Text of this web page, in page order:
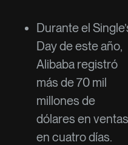
Durante el
Day de este año,
Alibaba registró
más de 70 mil
millones de
dólares en ventas
en cuatro días.